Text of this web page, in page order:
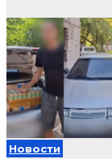
Новости